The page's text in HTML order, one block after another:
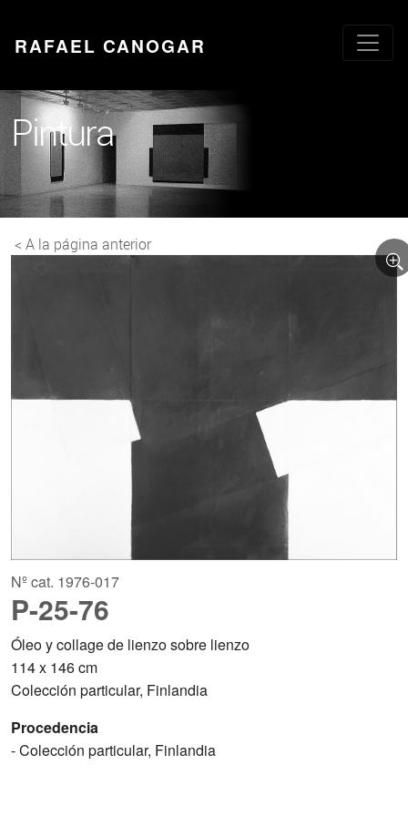
RAFAEL CANOGAR
Pintura
< A la página anterior
Nº cat. 1976-017
P-25-76
Óleo y collage de lienzo sobre lienzo
114 x 146 cm
Colección particular, Finlandia
Procedencia
- Colección particular, Finlandia